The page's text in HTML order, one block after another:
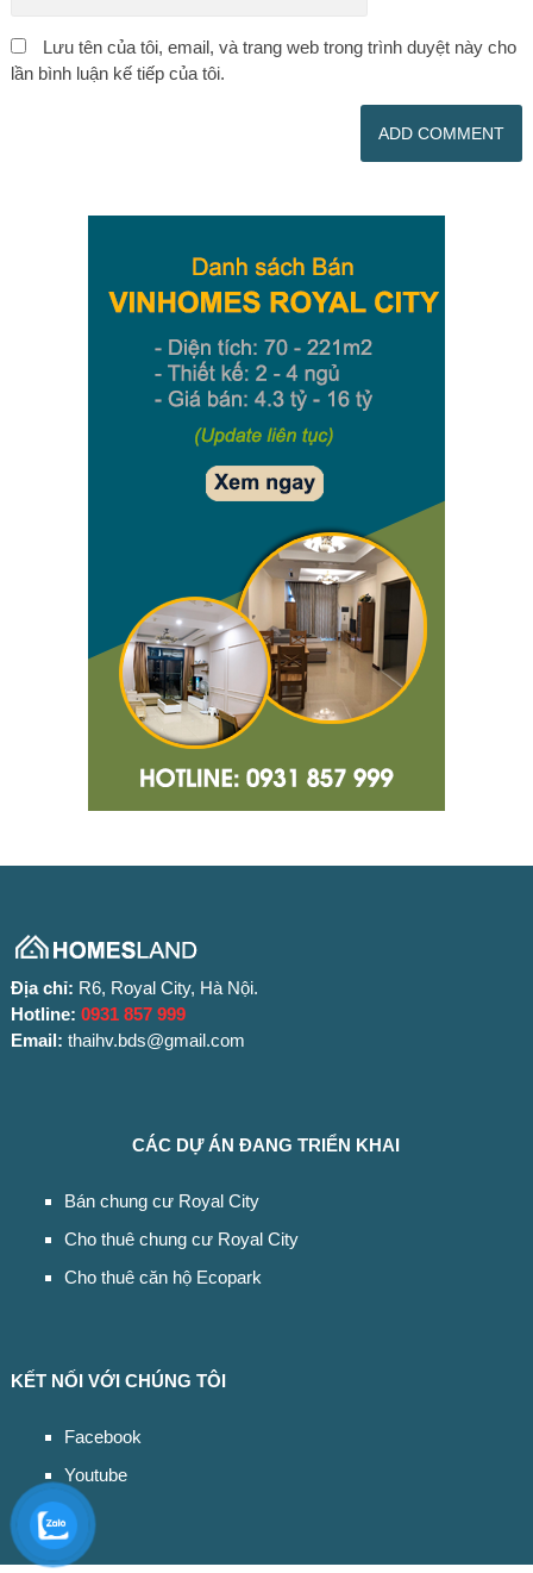
Lưu tên của tôi, email, và trang web trong trình duyệt này cho
lần bình luận kế tiếp của tôi.
Địa chỉ: R6, Royal City, Hà Nội.
Hotline: 0931 857 999
Email: thaihv.bds@gmail.com
CÁC DỰ ÁN ĐANG TRIỂN KHAI
Bán chung cư Royal City
Cho thuê chung cư Royal City
Cho thuê căn hộ Ecopark
KẾT NỐI VỚI CHÚNG TÔI
Facebook
Youtube